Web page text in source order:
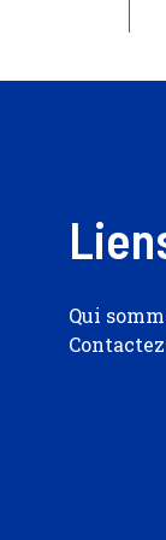
Qui